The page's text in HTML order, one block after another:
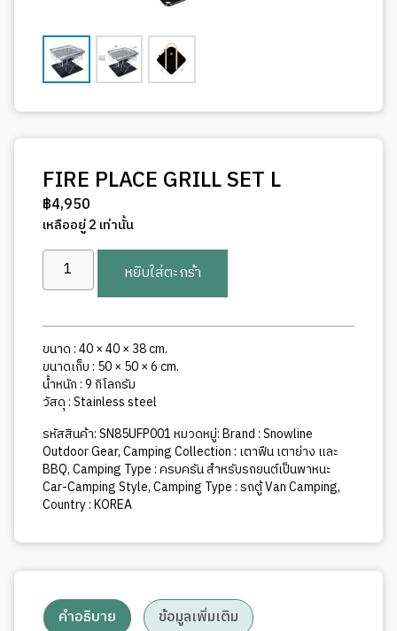
FIRE PLACE GRILL SET L
฿4,950
เหลืออยู่ 2 เท่านั้น
จำนวน
FIRE
GRILL
SET
L
ชิ้น
หยิบใส่ตะกร้า
ขนาด : 40 × 40 × 38 cm.
ขนาดเก็บ : 50 × 50 × 6 cm.
น้ำหนัก : 9 กิโลกรัม
วัสดุ : Stainless steel
รหัสสินค้า:SN85UFP001หมวดหมู่:Brand : Snowline
Outdoor Gear,Camping Collection : เตาฟืน เตาย่าง และ
BBQ,Camping Type : ครบครัน สำหรับรถยนต์เป็นพาหนะ
Car-Camping Style,Camping Type : รถตู้ Van Camping,
Country : KOREA
คำอธิบาย ข้อมูลเพิ่มเติม